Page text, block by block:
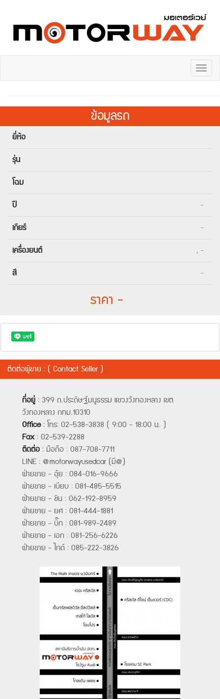
ข้อมูลรถ
ยี่ห้อ
รุ่น
โฉม
ปี
-
เกียร์
-
เครื่องยนต์
, -
สี
-
ราคา -
ติดต่อผู้ขาย : ( Contact Seller )
ที่อยู่: 399 ถ.ประดิษฐ์มนูธรรม แขวงวังทองหลาง เขต
วังทองหลาง กทม.10310
Office:โทร: 02-538-3838 ( 9:00 - 18:00 น. )
Fax:02-539-2288
ติดต่อ: มือถือ : 087-708-7711
LINE : @motorwayusedcar (มี@)
ฝ่ายขาย - อุ้ย : 084-016-9666
ฝ่ายขาย - เบียบ : 081-485-5515
ฝ่ายขาย - ชิน : 062-192-8959
ฝ่ายขาย - ยศ : 081-444-1881
ฝ่ายขาย - บิ๊ก : 081-989-2489
ฝ่ายขาย - เอก : 081-256-6226
ฝ่ายขาย - ไกด์ : 085-222-3826